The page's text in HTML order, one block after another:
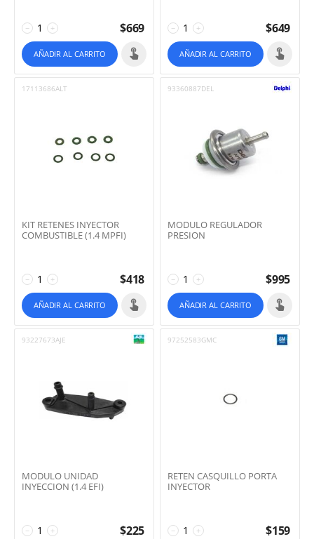
+
− $669
AÑADIR AL CARRITO
+
− $649
AÑADIR AL CARRITO
17113686ALT
KIT RETENES INYECTOR
COMBUSTIBLE (1.4 MPFI)
+
− $418
AÑADIR AL CARRITO
93360887DEL
MODULO REGULADOR
PRESION
+
− $995
AÑADIR AL CARRITO
93227673AJE
MODULO UNIDAD
INYECCION (1.4 EFI)
+
− $225
97252583GMC
RETEN CASQUILLO PORTA
INYECTOR
+
− $159